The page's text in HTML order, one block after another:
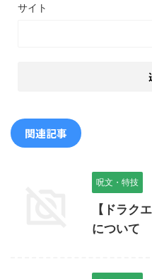
サイト
関連記事
呪文・特技
【ドラク
について